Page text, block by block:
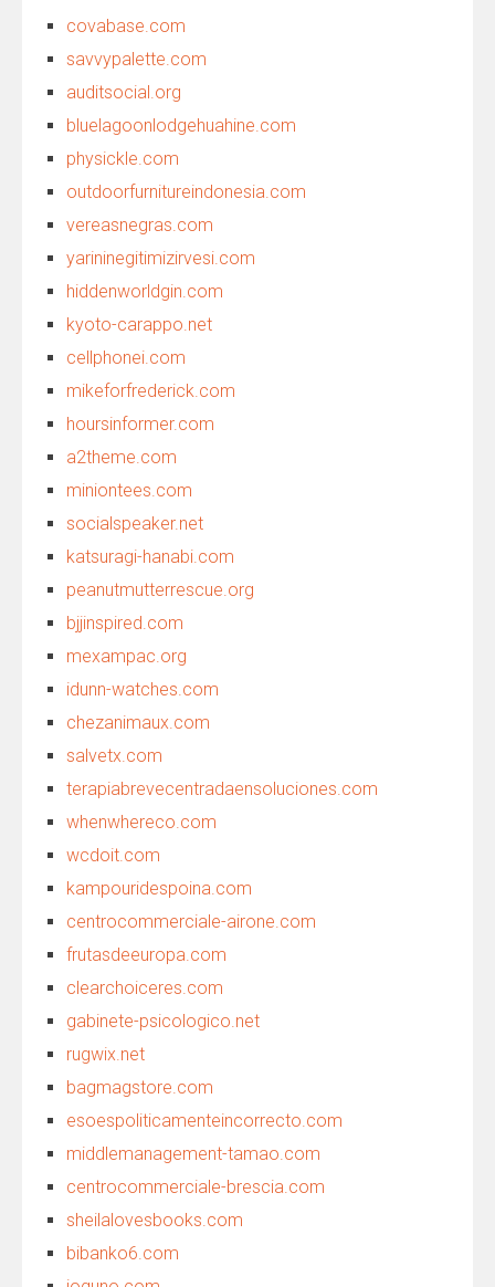
covabase.com
savvypalette.com
auditsocial.org
bluelagoonlodgehuahine.com
physickle.com
outdoorfurnitureindonesia.com
vereasnegras.com
yarininegitimizirvesi.com
hiddenworldgin.com
kyoto-carappo.net
cellphonei.com
mikeforfrederick.com
hoursinformer.com
a2theme.com
miniontees.com
socialspeaker.net
katsuragi-hanabi.com
peanutmutterrescue.org
bjjinspired.com
mexampac.org
idunn-watches.com
chezanimaux.com
salvetx.com
terapiabrevecentradaensoluciones.com
whenwhereco.com
wcdoit.com
kampouridespoina.com
centrocommerciale-airone.com
frutasdeeuropa.com
clearchoiceres.com
gabinete-psicologico.net
rugwix.net
bagmagstore.com
esoespoliticamenteincorrecto.com
middlemanagement-tamao.com
centrocommerciale-brescia.com
sheilalovesbooks.com
bibanko6.com